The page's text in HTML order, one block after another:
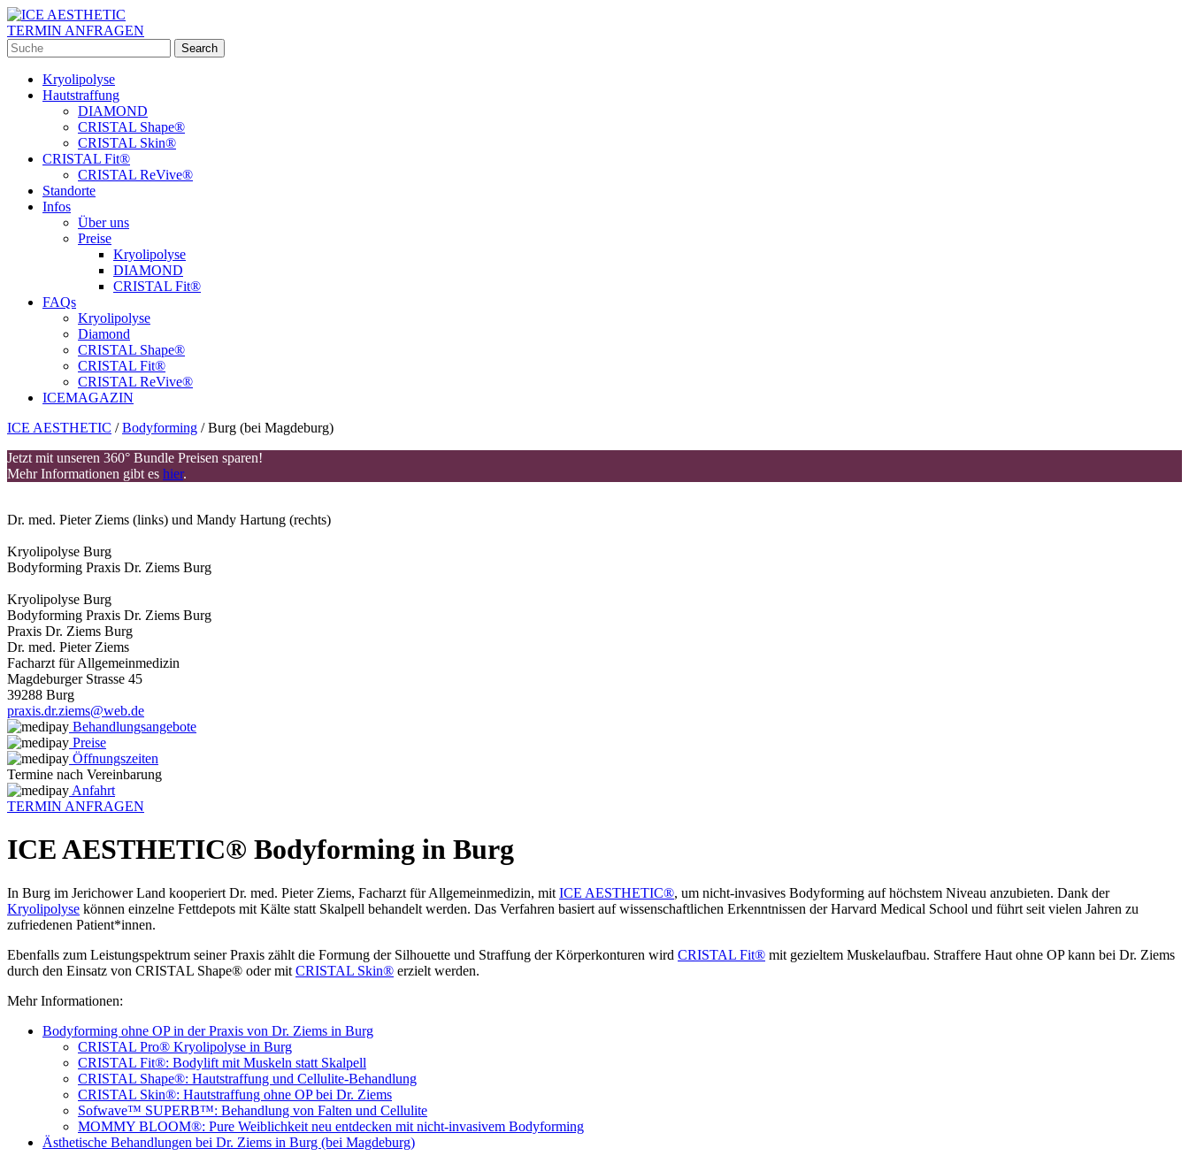
TERMIN ANFRAGEN
Kryolipolyse
Hautstraffung
DIAMOND
CRISTAL Shape®
CRISTAL Skin®
CRISTAL Fit®
CRISTAL ReVive®
Standorte
Infos
Über uns
Preise
Kryolipolyse
DIAMOND
CRISTAL Fit®
FAQs
Kryolipolyse
Diamond
CRISTAL Shape®
CRISTAL Fit®
CRISTAL ReVive®
ICEMAGAZIN
ICE AESTHETIC /Bodyforming /Burg (bei Magdeburg)
Jetzt mit unseren 360° Bundle Preisen sparen!
Mehr Informationen gibt es hier.
Dr. med. Pieter Ziems (links) und Mandy Hartung (rechts)
Kryolipolyse Burg
Bodyforming Praxis Dr. Ziems Burg
Kryolipolyse Burg
Bodyforming Praxis Dr. Ziems Burg
Praxis Dr. Ziems Burg
Dr. med. Pieter Ziems
Facharzt für Allgemeinmedizin
Magdeburger Strasse 45
39288 Burg
praxis.dr.ziems@web.de
Behandlungsangebote
Preise
Öffnungszeiten
Termine nach Vereinbarung
Anfahrt
TERMIN ANFRAGEN
ICE AESTHETIC® Bodyforming in Burg
In Burg im Jerichower Land kooperiert Dr. med. Pieter Ziems, Facharzt für Allgemeinmedizin, mit ICE AESTHETIC®, um nicht-invasives Bodyforming auf höchstem Niveau anzubieten. Dank der
Kryolipolyse können einzelne Fettdepots mit Kälte statt Skalpell behandelt werden. Das Verfahren basiert auf wissenschaftlichen Erkenntnissen der Harvard Medical School und führt seit vielen Jahren zu
zufriedenen Patient*innen.
Ebenfalls zum Leistungspektrum seiner Praxis zählt die Formung der Silhouette und Straffung der Körperkonturen wird CRISTAL Fit® mit gezieltem Muskelaufbau. Straffere Haut ohne OP kann bei Dr. Ziems
durch den Einsatz von CRISTAL Shape® oder mit CRISTAL Skin® erzielt werden.
Mehr Informationen:
Bodyforming ohne OP in der Praxis von Dr. Ziems in Burg
CRISTAL Pro® Kryolipolyse in Burg
CRISTAL Fit®: Bodylift mit Muskeln statt Skalpell
CRISTAL Shape®: Hautstraffung und Cellulite-Behandlung
CRISTAL Skin®: Hautstraffung ohne OP bei Dr. Ziems
Sofwave™ SUPERB™: Behandlung von Falten und Cellulite
MOMMY BLOOM®: Pure Weiblichkeit neu entdecken mit nicht-invasivem Bodyforming
Ästhetische Behandlungen bei Dr. Ziems in Burg (bei Magdeburg)